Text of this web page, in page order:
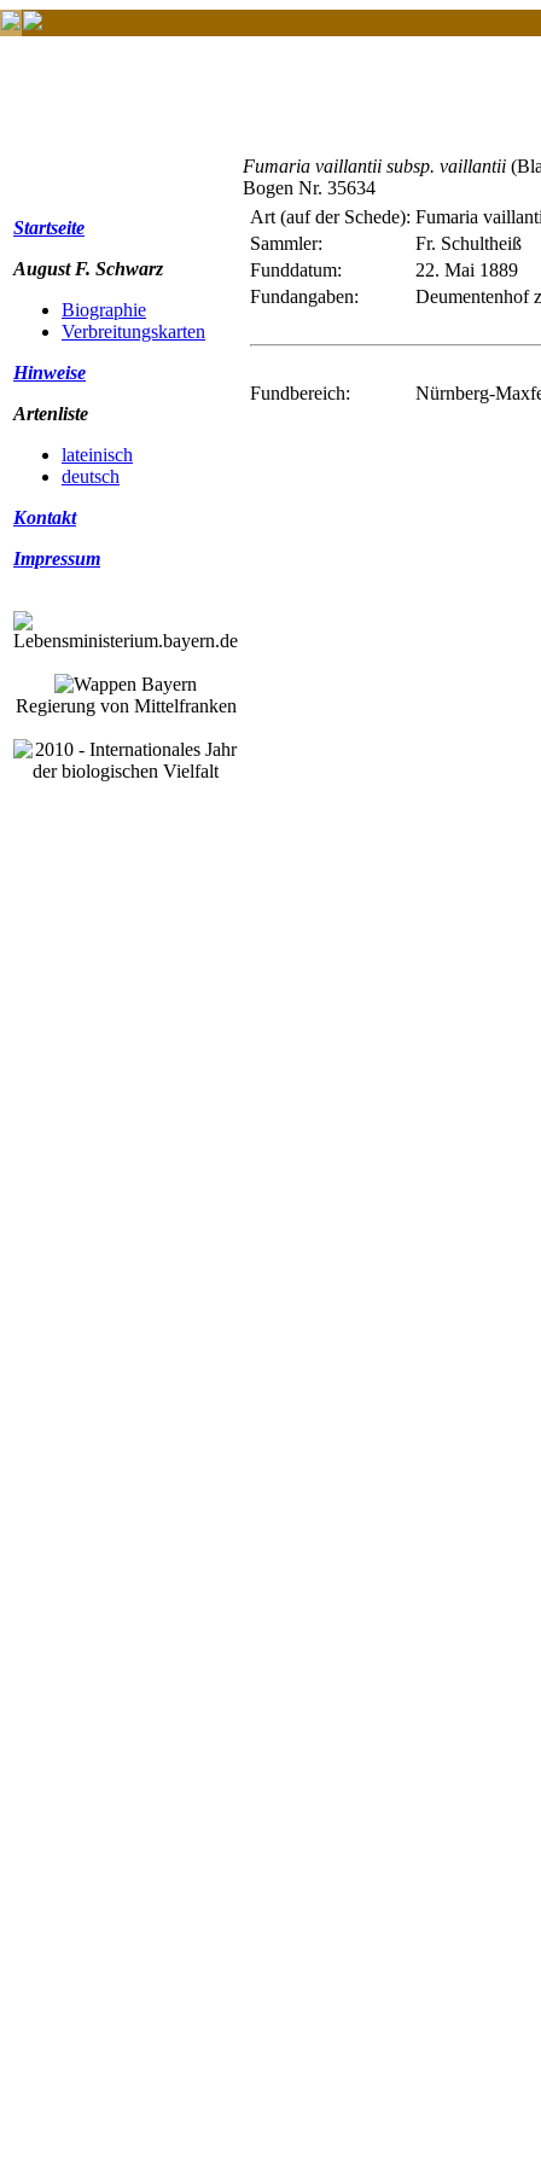
Startseite
August F. Schwarz
Biographie
Verbreitungskarten
Hinweise
Artenliste
lateinisch
deutsch
Kontakt
Impressum
Regierung von Mittelfranken
Fumaria vaillantii subsp. vaillantii
Bogen Nr. 35634
Art (auf der Schede): Fumaria
Sammler:
Fr. Schultheiß
Funddatum:
22. Mai 1889
Fundangaben:
Deumentenhof
Fundbereich: Nürnberg-